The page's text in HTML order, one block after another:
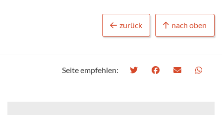
zurück nach oben
Seite empfehlen: